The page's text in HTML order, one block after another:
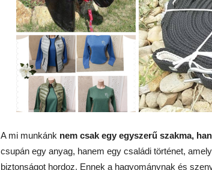
A mi munkánk nem csak egy egyszerű szakma,
csupán egy anyag, hanem egy családi történet,
biztonságot hordoz. Ennek a hagyománynak és